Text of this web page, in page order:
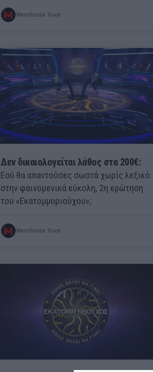
Menshouse Team
Δεν δικαιολογείται λάθος στα 200€:
Εσύ θα απαντούσες σωστά χωρίς λεξικό
στην φαινομενικά εύκολη, 2η ερώτηση
του «Εκατομμυριούχου»;
Menshouse Team